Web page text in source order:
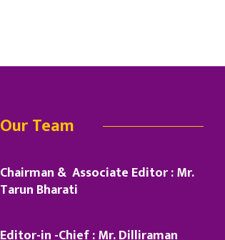
Our Team
Chairman & Associate Editor : Mr.
Tarun Bharati